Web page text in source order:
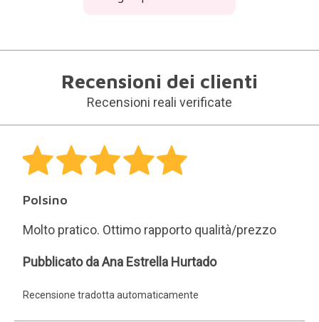
Recensioni dei clienti
Recensioni reali verificate
Polsino
Molto pratico. Ottimo rapporto qualità/prezzo
Ana
Hurtado
Pubblicato da Ana Estrella Hurtado
Recensione tradotta automaticamente